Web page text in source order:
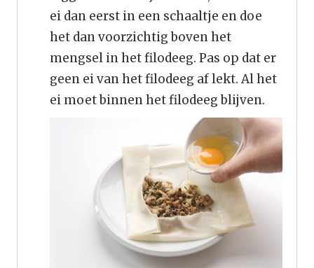
ei dan eerst in een schaaltje en doe
het dan voorzichtig boven het
mengsel in het filodeeg. Pas op dat er
geen ei van het filodeeg af lekt. Al het
ei moet binnen het filodeeg blijven.